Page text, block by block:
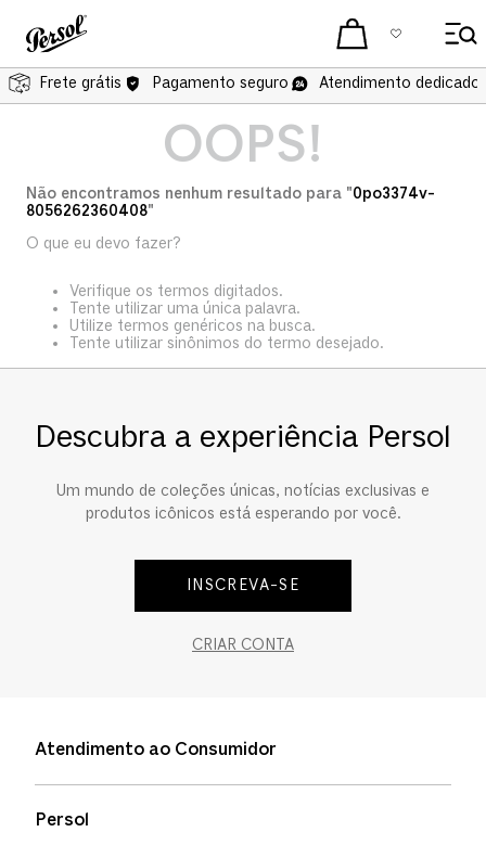
Frete grátis Pagamento seguro Atendimento dedicado
OOPS!
Não encontramos nenhum resultado para "0po3374v-
8056262360408"
O que eu devo fazer?
Verifique os termos digitados.
Tente utilizar uma única palavra.
Utilize termos genéricos na busca.
Tente utilizar sinônimos do termo desejado.
Descubra a experiência Persol
Um mundo de coleções únicas, notícias exclusivas e
produtos icônicos está esperando por você.
INSCREVA-SE
CRIAR CONTA
Atendimento ao Consumidor
Persol